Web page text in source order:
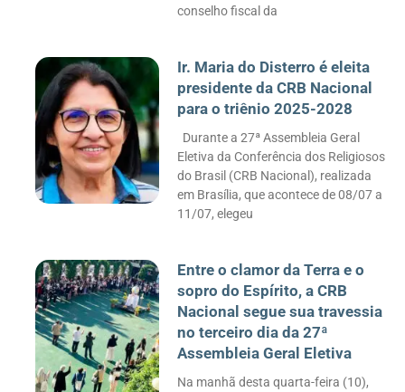
conselho fiscal da
Ir. Maria do Disterro é eleita
presidente da CRB Nacional
para o triênio 2025-2028
Durante a 27ª Assembleia Geral
Eletiva da Conferência dos Religiosos
do Brasil (CRB Nacional), realizada
em Brasília, que acontece de 08/07 a
11/07, elegeu
Entre o clamor da Terra e o
sopro do Espírito, a CRB
Nacional segue sua travessia
no terceiro dia da 27ª
Assembleia Geral Eletiva
Na manhã desta quarta-feira (10),